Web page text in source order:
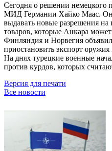
Сегодня о решении немецкого
МИД Германии Хайко Маас. Он
выдавать новые разрешения на
товаров, которые Анкара
Финляндия и Норвегия
приостановить экспорт
На днях турецкие военные
против курдов, которых
Версия для печати
Все новости